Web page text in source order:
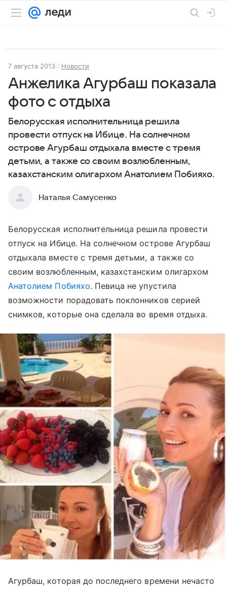
7 августа 2013 Новости
Анжелика Агурбаш показала
фото с отдыха
Белорусская исполнительница решила
провести отпуск на Ибице. На солнечном
острове Агурбаш отдыхала вместе с тремя
детьми, а также со своим возлюбленным,
казахстанским олигархом Анатолием Побияхо.
Наталья Самусенко
Белорусская исполнительница решила провести
отпуск на Ибице. На солнечном острове Агурбаш
отдыхала вместе с тремя детьми, а также со
своим возлюбленным, казахстанским олигархом
Анатолием Побияхо. Певица не упустила
возможности порадовать поклонников серией
снимков, которые она сделала во время отдыха.
Агурбаш, которая до последнего времени нечасто